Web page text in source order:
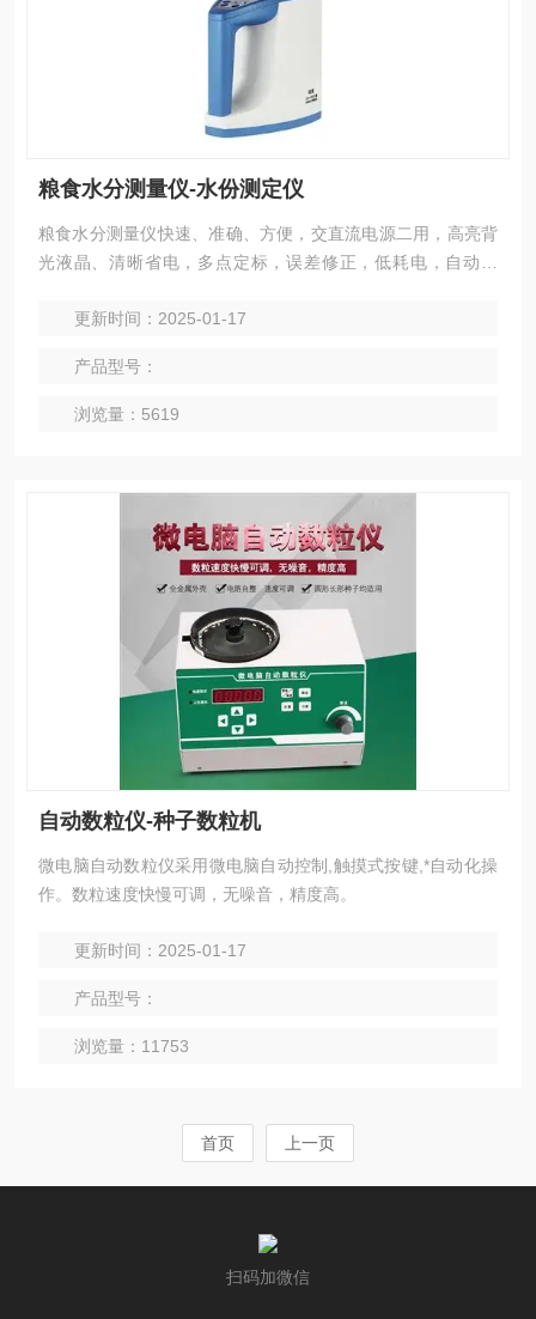
粮食水分测量仪-水份测定仪
粮食水分测量仪快速、准确、方便，交直流电源二用，高亮背
光液晶、清晰省电，多点定标，误差修正，低耗电，自动关
更新时间：2025-01-17
产品型号：
浏览量：5619
自动数粒仪-种子数粒机
微电脑自动数粒仪采用微电脑自动控制,触摸式按键,*自动化操
作。数粒速度快慢可调，无噪音，精度高。
更新时间：2025-01-17
产品型号：
浏览量：11753
首页 上一页
扫码加微信